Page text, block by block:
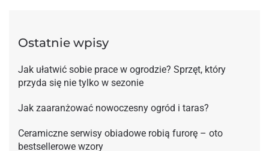
Ostatnie wpisy
Jak ułatwić sobie prace w ogrodzie? Sprzęt, który
przyda się nie tylko w sezonie
Jak zaaranżować nowoczesny ogród i taras?
Ceramiczne serwisy obiadowe robią furorę – oto
bestsellerowe wzory